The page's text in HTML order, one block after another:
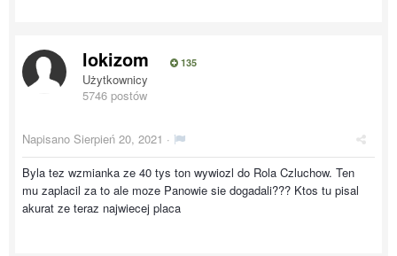
lokizom 135
Użytkownicy
5746 postów
Napisano Sierpień 20, 2021 ·
Byla tez wzmianka ze 40 tys ton wywiozl do Rola Czluchow. Ten
mu zaplacil za to ale moze Panowie sie dogadali??? Ktos tu pisal
akurat ze teraz najwiecej placa